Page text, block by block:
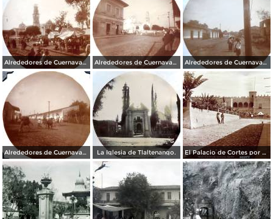
Alrededores de Cuernavaca Morelos. Alrededores de Cuernavaca Morelos. Alrededores de Cuernavaca Morelos.
Alrededores de Cuernavaca Morelos. La Iglesia de Tlaltenango. El Palacio de Cortes por el Fotógrafo Windfield Scott.